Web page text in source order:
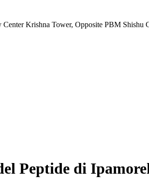
Krishna Tower, Opposite PBM Shishu
Peptide di